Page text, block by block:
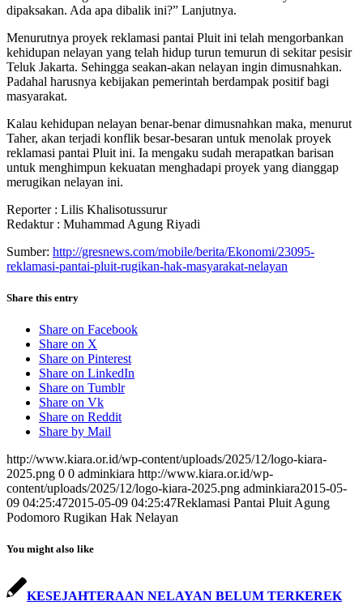
dipaksakan. Ada apa dibalik ini?” Lanjutnya.
Menurutnya proyek reklamasi pantai Pluit ini telah mengorbankan
kehidupan nelayan yang telah hidup turun temurun di sekitar pesisir
Teluk Jakarta. Sehingga seakan-akan nelayan ingin dimusnahkan.
Padahal harusnya kebijakan pemerintah berdampak positif bagi
masyarakat.
Kalau kehidupan nelayan benar-benar dimusnahkan maka, menurut
Taher, akan terjadi konflik besar-besaran untuk menolak proyek
reklamasi pantai Pluit ini. Ia mengaku sudah merapatkan barisan
untuk menghimpun kekuatan menghadapi proyek yang dianggap
merugikan nelayan ini.
Reporter : Lilis Khalisotussurur
Redaktur : Muhammad Agung Riyadi
Sumber: http://gresnews.com/mobile/berita/Ekonomi/23095-
reklamasi-pantai-pluit-rugikan-hak-masyarakat-nelayan
Share this entry
Share on Facebook
Share on X
Share on Pinterest
Share on LinkedIn
Share on Tumblr
Share on Vk
Share on Reddit
Share by Mail
http://www.kiara.or.id/wp-content/uploads/2025/12/logo-kiara-
2025.png 0 0 adminkiara http://www.kiara.or.id/wp-
content/uploads/2025/12/logo-kiara-2025.png adminkiara2015-05-
09 04:25:472015-05-09 04:25:47Reklamasi Pantai Pluit Agung
Podomoro Rugikan Hak Nelayan
You might also like
KESEJAHTERAAN NELAYAN BELUM TERKEREK